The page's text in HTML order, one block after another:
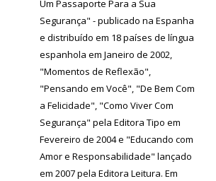
Um Passaporte Para a Sua
Segurança" - publicado na Espanha
e distribuído em 18 países de língua
espanhola em Janeiro de 2002,
"Momentos de Reflexão",
"Pensando em Você", "De Bem Com
a Felicidade", "Como Viver Com
Segurança" pela Editora Tipo em
Fevereiro de 2004 e "Educando com
Amor e Responsabilidade" lançado
em 2007 pela Editora Leitura. Em